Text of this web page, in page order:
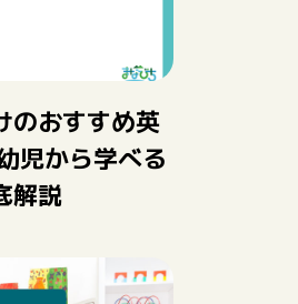
のおすすめ英
児から学べる
解説